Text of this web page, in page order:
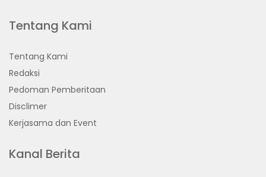
Tentang Kami
Tentang Kami
Redaksi
Pedoman Pemberitaan
Disclimer
Kerjasama dan Event
Kanal Berita